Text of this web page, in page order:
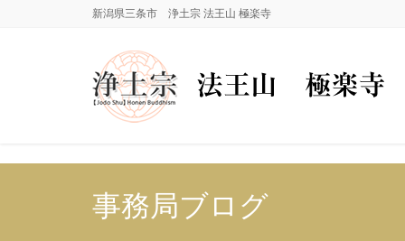
新潟県三条市 浄土宗 法王山 極楽寺
事務局ブログ